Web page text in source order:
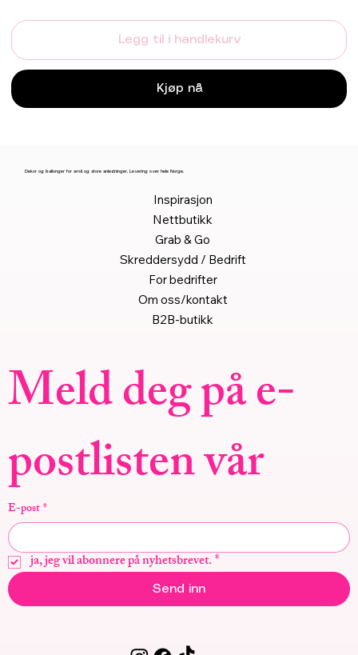
Legg til i handlekurv
Kjøp nå
Meld deg på e-
postlisten vår
E-post*
ja, jeg vil abonnere på nyhetsbrevet.*
Send inn
Dekor og ballonger for små og store anledninger. Levering over hele Norge.
Inspirasjon
Nettbutikk
Grab & Go
Skreddersydd / Bedrift
For bedrifter
Om oss/kontakt
B2B-butikk